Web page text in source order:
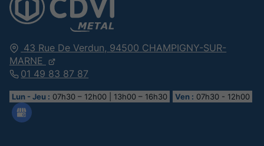
43 Rue De Verdun, 94500 CHAMPIGNY-SUR-
MARNE
01 49 83 87 87
Lun - Jeu : 07h30 – 12h00 | 13h00 – 16h30 Ven : 07h30 - 12h00